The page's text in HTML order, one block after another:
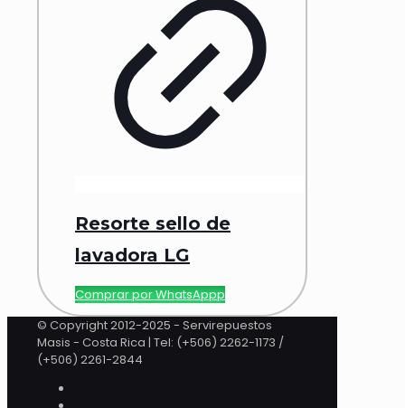
Resorte sello de
lavadora LG
Comprar por WhatsAppp
© Copyright 2012-2025 - Servirepuestos
Masis - Costa Rica | Tel: (+506) 2262-1173 /
(+506) 2261-2844